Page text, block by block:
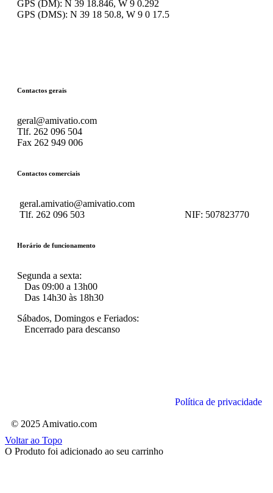
GPS (DM): N 39 18.846, W 9 0.292
GPS (DMS): N 39 18 50.8, W 9 0 17.5
Contactos gerais
geral@amivatio.com
Tlf. 262 096 504
Fax 262 949 006
Contactos comerciais
geral.amivatio@amivatio.com
Tlf. 262 096 503 NIF: 507823770
Horário de funcionamento
Segunda a sexta:
Das 09:00 a 13h00
Das 14h30 às 18h30
Sábados, Domingos e Feriados:
Encerrado para descanso
Política de privacidade
© 2025 Amivatio.com
Voltar ao Topo
O Produto foi adicionado ao seu carrinho